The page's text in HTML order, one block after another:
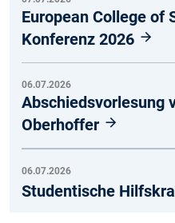
European College of
Konferenz 2026
06.07.2026
Abschiedsvorlesung
Oberhoffer
06.07.2026
Studentische